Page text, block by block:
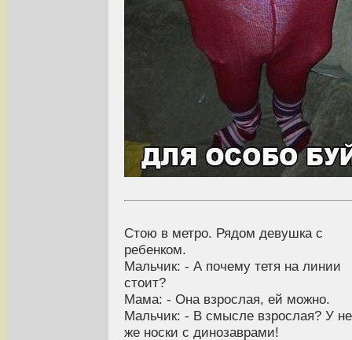
Стою в метро. Рядом девушка с
ребенком.
Мальчик: - А почему тетя на линии
стоит?
Мама: - Она взрослая, ей можно.
Мальчик: - В смысле взрослая? У
же носки с динозаврами!